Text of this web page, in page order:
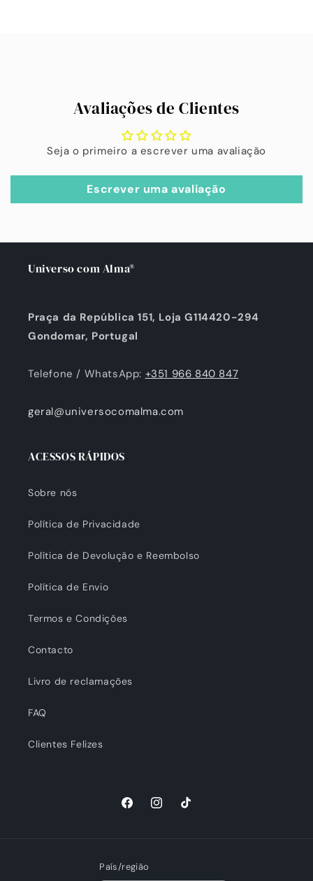
Avaliações de Clientes
Seja o primeiro a escrever uma avaliação
Escrever uma avaliação
Universo com Alma®
Praça da República 151, Loja G114420-294
Gondomar, Portugal
Telefone / WhatsApp: +351 966 840 847
geral@universocomalma.com
ACESSOS RÁPIDOS
Sobre nós
Política de Privacidade
Política de Devolução e Reembolso
Política de Envio
Termos e Condições
Contacto
Livro de reclamações
FAQ
Clientes Felizes
FacebookInstagramTikTok
País/região